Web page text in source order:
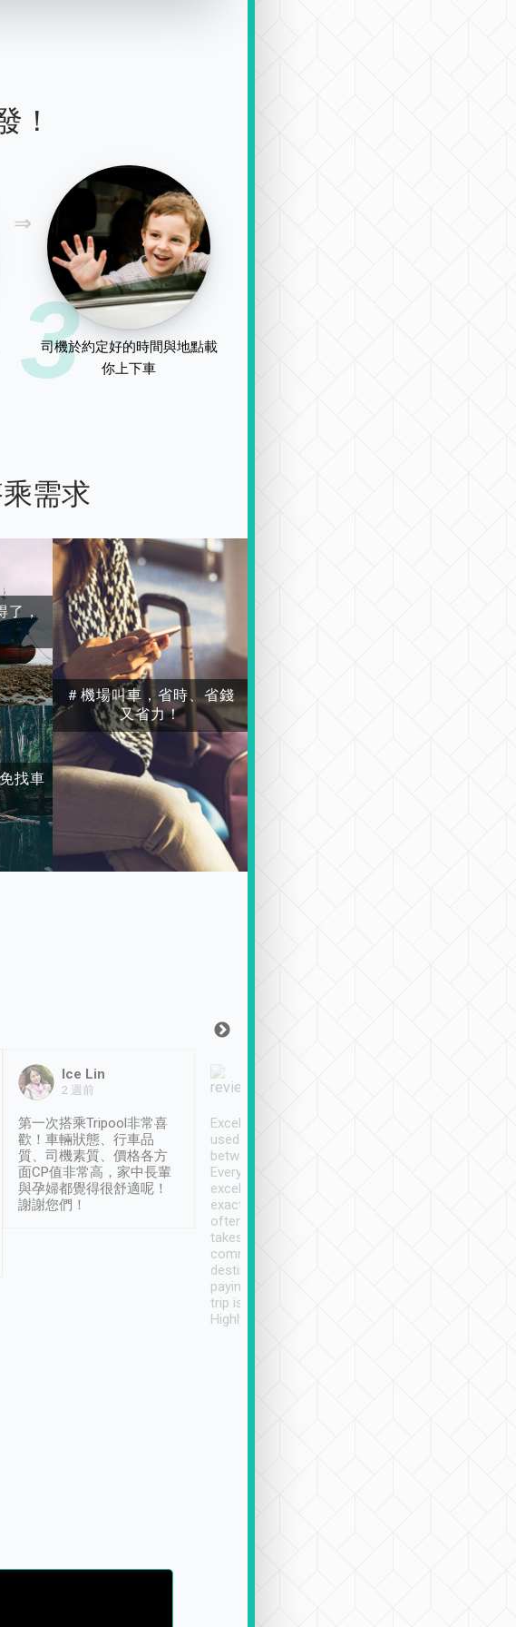
！
3
司機於約定好的時間與地點載
你上下車
需求
了，
找車
＃機場叫車，省時、省錢
又省力！
Ice Lin
2 週前
第一次搭乘Tripool非常喜
歡！車輛狀態、行車品
質、司機素質、價格各方
面CP值非常高，家中長輩
與孕婦都覺得很舒適呢！
謝謝您們！
Excellent service. We have
used Tripool to travel
between cities in Taiwan.
Every driver has been
excellent and arrives
exactly on time. As there is
often limited English it
takes the difficulty out of
communicating the
destination details and
paying online prior to the
trip is very convenient.
Highly recommended